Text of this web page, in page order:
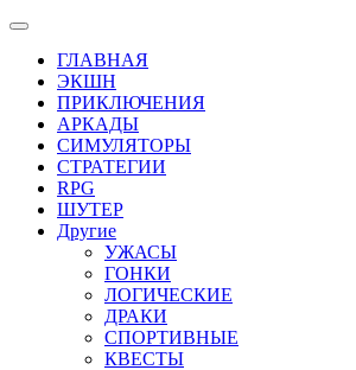
ГЛАВНАЯ
ЭКШН
ПРИКЛЮЧЕНИЯ
АРКАДЫ
СИМУЛЯТОРЫ
СТРАТЕГИИ
RPG
ШУТЕР
Другие
УЖАСЫ
ГОНКИ
ЛОГИЧЕСКИЕ
ДРАКИ
СПОРТИВНЫЕ
КВЕСТЫ